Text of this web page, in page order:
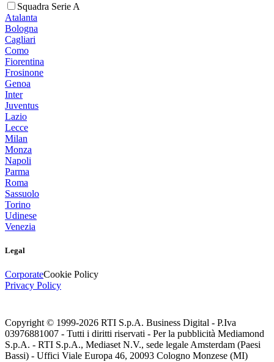
Squadra Serie A
Atalanta
Bologna
Cagliari
Como
Fiorentina
Frosinone
Genoa
Inter
Juventus
Lazio
Lecce
Milan
Monza
Napoli
Parma
Roma
Sassuolo
Torino
Udinese
Venezia
Legal
CorporateCookie Policy
Privacy Policy
Copyright © 1999-2026 RTI S.p.A. Business Digital - P.Iva
03976881007 - Tutti i diritti riservati - Per la pubblicità Mediamond
S.p.A. - RTI S.p.A., Mediaset N.V., sede legale Amsterdam (Paesi
Bassi) - Uffici Viale Europa 46, 20093 Cologno Monzese (MI)